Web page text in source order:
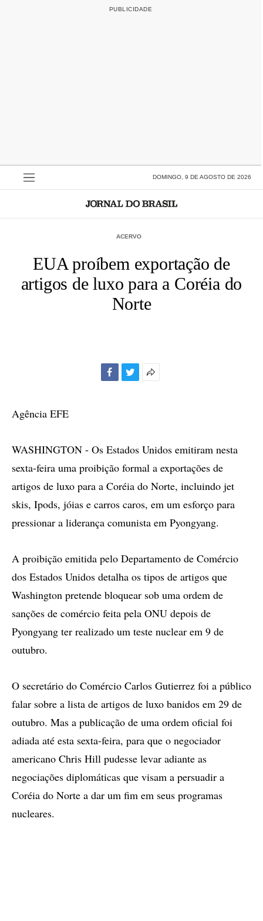
DOMINGO, 9 DE AGOSTO DE 2026
ACERVO
EUA proíbem exportação de
artigos de luxo para a Coréia do
Norte
Agência EFE
WASHINGTON - Os Estados Unidos emitiram nesta
sexta-feira uma proibição formal a exportações de
artigos de luxo para a Coréia do Norte, incluindo jet
skis, Ipods, jóias e carros caros, em um esforço para
pressionar a liderança comunista em Pyongyang.
A proibição emitida pelo Departamento de Comércio
dos Estados Unidos detalha os tipos de artigos que
Washington pretende bloquear sob uma ordem de
sanções de comércio feita pela ONU depois de
Pyongyang ter realizado um teste nuclear em 9 de
outubro.
O secretário do Comércio Carlos Gutierrez foi a público
falar sobre a lista de artigos de luxo banidos em 29 de
outubro. Mas a publicação de uma ordem oficial foi
adiada até esta sexta-feira, para que o negociador
americano Chris Hill pudesse levar adiante as
negociações diplomáticas que visam a persuadir a
Coréia do Norte a dar um fim em seus programas
nucleares.